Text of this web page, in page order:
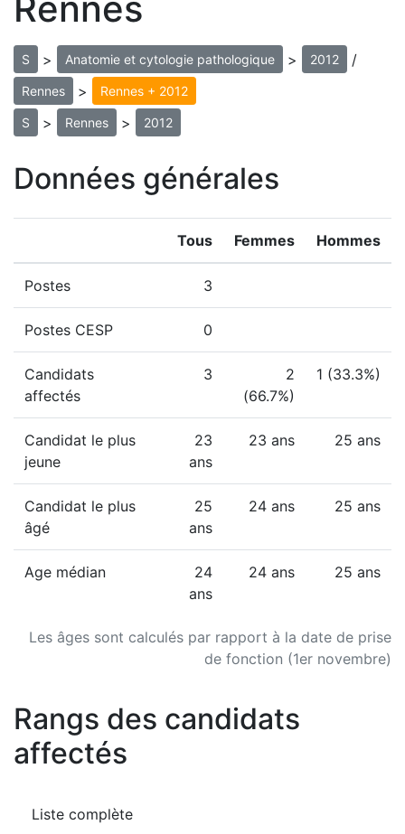
S > Anatomie et cytologie pathologique > 2012 /
Rennes > Rennes + 2012
S > Rennes > 2012
Données générales
Les âges sont calculés par rapport à la date de prise
de fonction (1er novembre)
Tous Femmes Hommes
Postes 3
Postes CESP 0
Candidats
affectés
3
2
(66.7%)
1 (33.3%)
Candidat le plus
jeune
23
ans
23 ans 25 ans
Candidat le plus
âgé
25
ans
24 ans 25 ans
Age médian
24
ans
24 ans 25 ans
Rangs des candidats
affectés
Liste complète